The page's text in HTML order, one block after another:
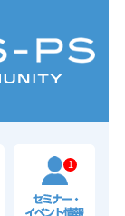
1